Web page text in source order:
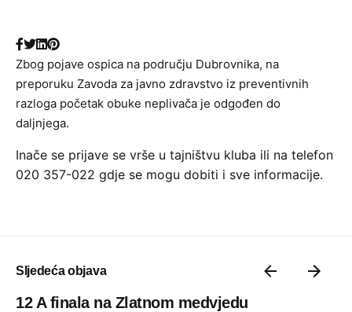
Zbog pojave ospica na području Dubrovnika, na
preporuku Zavoda za javno zdravstvo iz preventivnih
razloga početak obuke neplivača je odgođen do
daljnjega.
Inače se prijave se vrše u tajništvu kluba ili na telefon
020 357-022 gdje se mogu dobiti i sve informacije.
Sljedeća objava
12 A finala na Zlatnom medvjedu